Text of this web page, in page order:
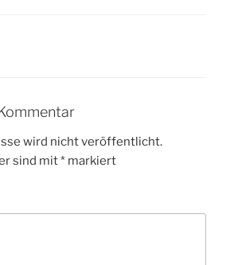
wird nicht veröffentlicht.
sind mit* markiert